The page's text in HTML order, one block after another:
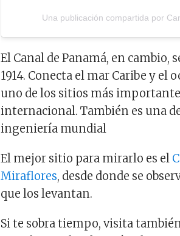
El Canal de Panamá, en
1914. Conecta el mar Caribe y el
uno de los sitios más
internacional. También es una
ingeniería mundial
El mejor sitio para mirarlo es el
Miraflores, desde donde se
que los levantan.
Si te sobra tiempo, visita